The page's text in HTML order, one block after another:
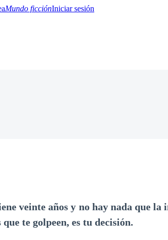
Mundo ficciónIniciar sesión
veinte años y no hay nada que la
te golpeen, es tu decisión.